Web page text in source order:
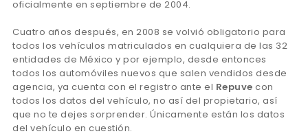
oficialmente en septiembre de 2004.
Cuatro años después, en 2008 se volvió obligatorio para
todos los vehículos matriculados en cualquiera de las 32
entidades de México y por ejemplo, desde entonces
todos los automóviles nuevos que salen vendidos desde
agencia, ya cuenta con el registro ante el Repuve con
todos los datos del vehículo, no así del propietario, así
que no te dejes sorprender. Únicamente están los datos
del vehículo en cuestión.